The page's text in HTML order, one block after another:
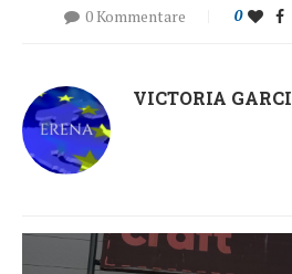
0 Kommentare 0
VICTORIA